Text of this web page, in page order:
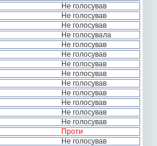
Не голосував
Не голосував
Не голосував
Не голосувала
Не голосував
Не голосував
Не голосував
Не голосував
Не голосував
Не голосував
Не голосував
Не голосував
Не голосував
Проти
Не голосував